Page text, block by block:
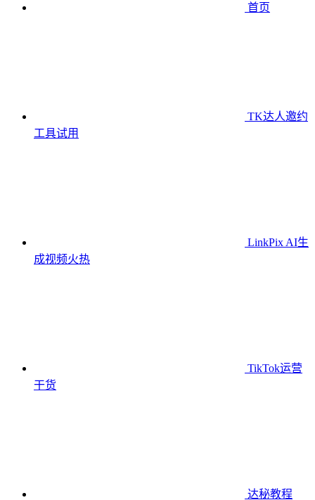
首页
TK达人邀约
工具试用
LinkPix AI生
成视频火热
TikTok运营
干货
达秘教程